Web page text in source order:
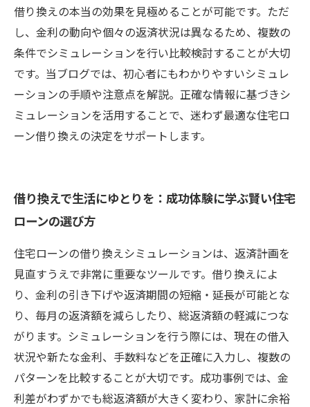
借り換えの本当の効果を見極めることが可能です。ただ
し、金利の動向や個々の返済状況は異なるため、複数の
条件でシミュレーションを行い比較検討することが大切
です。当ブログでは、初心者にもわかりやすいシミュレ
ーションの手順や注意点を解説。正確な情報に基づきシ
ミュレーションを活用することで、迷わず最適な住宅ロ
ーン借り換えの決定をサポートします。
借り換えで生活にゆとりを：成功体験に学ぶ賢い住宅
ローンの選び方
住宅ローンの借り換えシミュレーションは、返済計画を
見直すうえで非常に重要なツールです。借り換えによ
り、金利の引き下げや返済期間の短縮・延長が可能とな
り、毎月の返済額を減らしたり、総返済額の軽減につな
がります。シミュレーションを行う際には、現在の借入
状況や新たな金利、手数料などを正確に入力し、複数の
パターンを比較することが大切です。成功事例では、金
利差がわずかでも総返済額が大きく変わり、家計に余裕